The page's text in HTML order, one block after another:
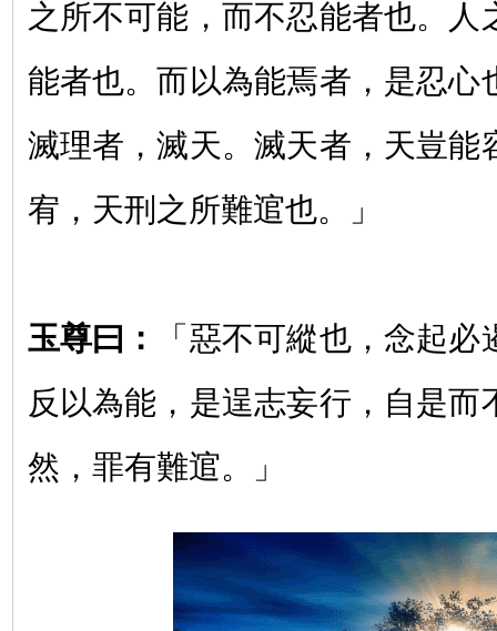
之所不可能，而不忍能者也。人
能者也。而以為能焉者，是忍心
滅理者，滅天。滅天者，天豈能
宥，天刑之所難逭也。」
玉尊曰：
「惡不可縱也，念起
反以為能，是逞志妄行，自是而
然，罪有難逭。」